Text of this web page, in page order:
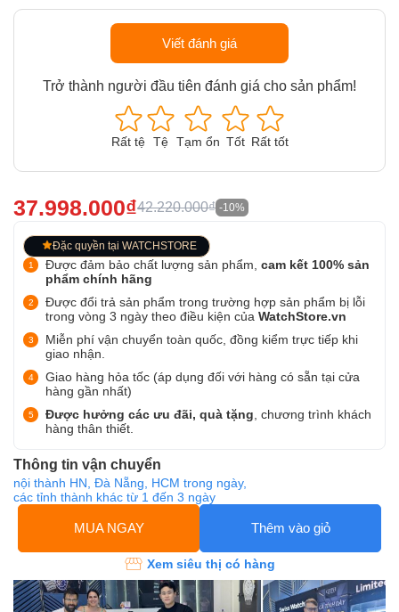
Viết đánh giá
Trở thành người đầu tiên đánh giá cho sản phẩm!
Rất tệ Tệ Tạm ổn Tốt Rất tốt
37.998.000₫42.220.000₫ -10%
Đặc quyền tại WATCHSTORE
Được đảm bảo chất lượng sản phẩm, cam kết 100% sản
phẩm chính hãng
Được đổi trả sản phẩm trong trường hợp sản phẩm bị lỗi
trong vòng 3 ngày theo điều kiện của WatchStore.vn
Miễn phí vận chuyển toàn quốc, đồng kiểm trực tiếp khi
giao nhận.
Giao hàng hỏa tốc (áp dụng đối với hàng có sẵn tại cửa
hàng gần nhất)
Được hưởng các ưu đãi, quà tặng , chương trình khách
hàng thân thiết.
Thông tin vận chuyển
nội thành HN, Đà Nẵng, HCM trong ngày,
các tỉnh thành khác từ 1 đến 3 ngày
MUA NGAY Thêm vào giỏ
Xem siêu thị có hàng